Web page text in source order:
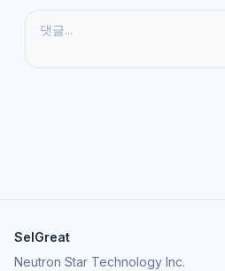
SelGreat
Neutron Star Technology Inc.